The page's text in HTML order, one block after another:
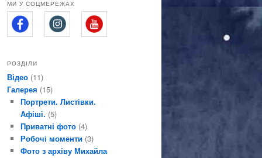
МИ У СОЦМЕРЕЖАХ
РОЗДІЛИ
Відео (11)
Галерея (15)
Портрети. Листівки.
Афіші. (5)
Приватні фото(4)
Робочі моменти(3)
Фото з архіву Михайла